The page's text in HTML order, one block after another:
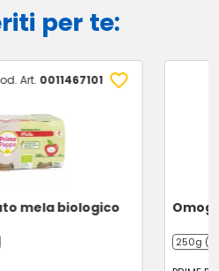
per te:
Art. 0011467101
mela biologico
250g (2